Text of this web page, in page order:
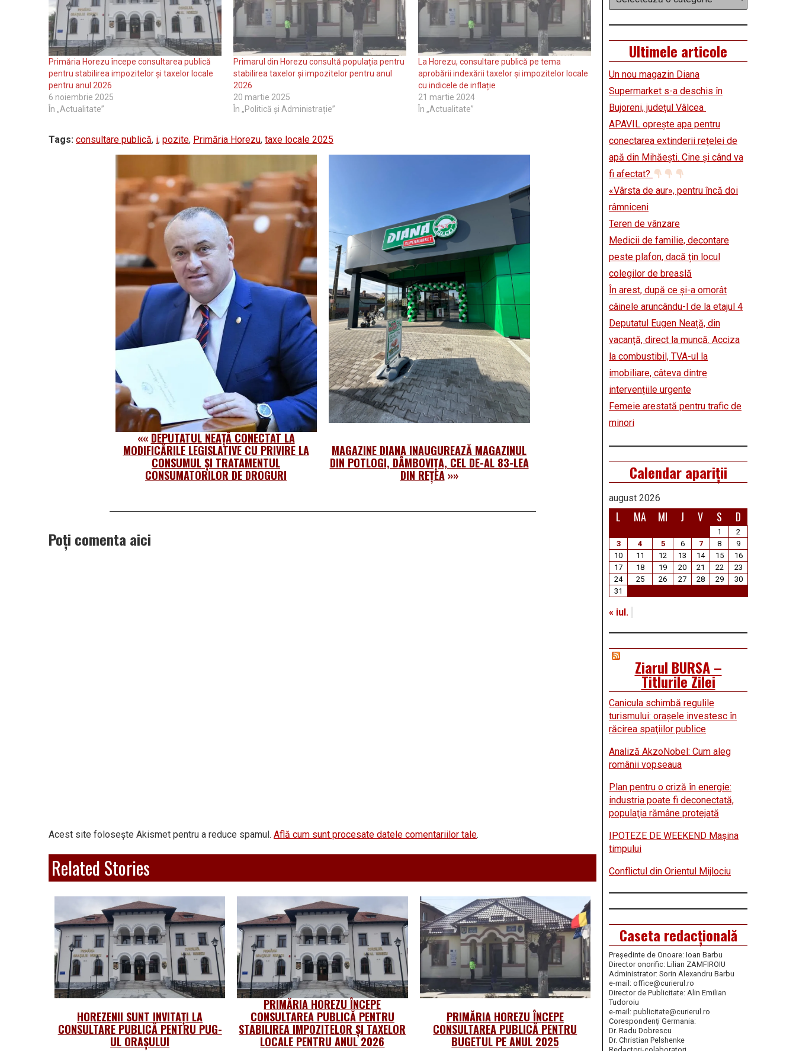
Primăria Horezu începe consultarea publică
pentru stabilirea impozitelor și taxelor locale
pentru anul 2026
6 noiembrie 2025
În „Actualitate”
Primarul din Horezu consultă populația pentru
stabilirea taxelor și impozitelor pentru anul
2026
20 martie 2025
În „Politică și Administrație”
La Horezu, consultare publică pe tema
aprobării indexării taxelor și impozitelor locale
cu indicele de inflație
21 martie 2024
În „Actualitate”
Tags: consultare publică, i, pozite, Primăria Horezu, taxe locale 2025
«« DEPUTATUL NEAȚĂ CONECTAT LA
MODIFICĂRILE LEGISLATIVE CU PRIVIRE LA
CONSUMUL ȘI TRATAMENTUL
CONSUMATORILOR DE DROGURI
MAGAZINE DIANA INAUGUREAZĂ MAGAZINUL
DIN POTLOGI, DÂMBOVIȚA, CEL DE-AL 83-LEA
DIN REȚEA»»
Poți comenta aici
Acest site folosește Akismet pentru a reduce spamul. Află cum sunt procesate datele comentariilor tale.
Related Stories
HOREZENII SUNT INVITAȚI LA
CONSULTARE PUBLICĂ PENTRU PUG-
UL ORAȘULUI
PRIMĂRIA HOREZU ÎNCEPE
CONSULTAREA PUBLICĂ PENTRU
STABILIREA IMPOZITELOR ȘI TAXELOR
LOCALE PENTRU ANUL 2026
PRIMĂRIA HOREZU ÎNCEPE
CONSULTAREA PUBLICĂ PENTRU
BUGETUL PE ANUL 2025
Ultimele articole
Un nou magazin Diana
Supermarket s-a deschis în
Bujoreni, județul Vâlcea
APAVIL oprește apa pentru
conectarea extinderii rețelei de
apă din Mihăești. Cine și când va
fi afectat?
«Vârsta de aur», pentru încă doi
râmniceni
Teren de vânzare
Medicii de familie, decontare
peste plafon, dacă țin locul
colegilor de breaslă
În arest, după ce și-a omorât
câinele aruncându-l de la etajul 4
Deputatul Eugen Neață, din
vacanță, direct la muncă. Acciza
la combustibil, TVA-ul la
imobiliare, câteva dintre
intervențiile urgente
Femeie arestată pentru trafic de
minori
Calendar apariții
august 2026
L MA MI J V S D
1
2
3
4 5 6 7 8
9
10
11 12 13 14 15
16
17
18 19 20 21 22
23
24
25 26 27 28 29
30
31
« iul.
Ziarul BURSA –
Titlurile Zilei
Canicula schimbă regulile
turismului: oraşele investesc în
răcirea spaţiilor publice
Analiză AkzoNobel: Cum aleg
românii vopseaua
Plan pentru o criză în energie:
industria poate fi deconectată,
populaţia rămâne protejată
IPOTEZE DE WEEKEND Maşina
timpului
Conflictul din Orientul Mijlociu
Caseta redacțională
Președinte de Onoare: Ioan Barbu
Director onorific: Lilian ZAMFIROIU
Administrator: Sorin Alexandru Barbu
e-mail: office@curierul.ro
Director de Publicitate: Alin Emilian
Tudoroiu
e-mail: publicitate@curierul.ro
Corespondenți Germania:
Dr. Radu Dobrescu
Dr. Christian Pelshenke